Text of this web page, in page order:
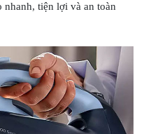
nhanh, tiện lợi và an toàn